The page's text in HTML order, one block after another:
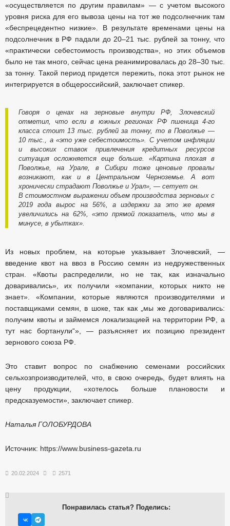
«осуществляется по другим правилам» — с учетом высокого
уровня риска для его вывоза цены на тот же подсолнечник там
«беспрецедентно низкие». В результате временами цены на
подсолнечник в РФ падали до 20–21 тыс. рублей за тонну, что
«практически себестоимость производства», но этих объемов
было не так много, сейчас цена реанимировалась до 28–30 тыс.
за тонну. Такой период придется пережить, пока этот рынок не
интегрируется в общероссийский, заключает спикер.
Говоря о ценах на зерновые внутри РФ, Злочевский
отметил, что если в южных регионах РФ пшеница 4-го
класса стоит 13 тыс. рублей за тонну, то в Поволжье —
10 тыс., а «это уже себестоимость». С учетом инфляции
и высоких ставок привлечения кредитных ресурсов
ситуация осложняется еще больше. «Картина плохая в
Поволжье, на Урале, в Сибири тоже ценовые провалы
возникают, как и в Центральном Черноземье. А вот
хронически страдают Поволжье и Урал», — сетует он.
В стоимостном выражении объем производства зерновых с
2019 года вырос на 56%, а издержки за это же время
увеличились на 62%, «это прямой показатель, что мы в
минусе, в убытках».
Из новых проблем, на которые указывает Злочевский, —
введение квот на ввоз в Россию семян из недружественных
стран. «Квоты распределили, но не так, как изначально
доваривались», их получили «компании, которых никто не
знает». «Компании, которые являются производителями и
поставщиками семян, в шоке, так как „мы же договаривались:
получим квоты и займемся локализацией на территории РФ, а
тут нас бортанули“», — разъясняет их позицию президент
зернового союза РФ.
Это ставит вопрос по снабжению семенами российских
сельхозпроизводителей, что, в свою очередь, будет влиять на
цену продукции, «хотелось больше плановости и
предсказуемости», заключает спикер.
Наталья ГОЛОБУРДОВА
Источник: https://www.business-gazeta.ru
20.02.2024 2571
Понравилась статья? Поделись: